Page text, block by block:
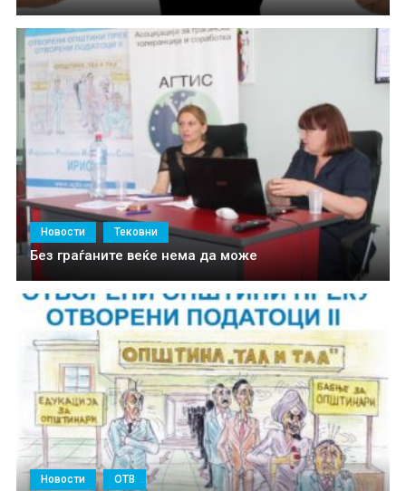
Новости Тековни
Без граѓаните веќе нема да може
Новости ОТВ